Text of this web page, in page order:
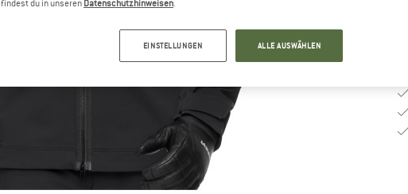
findest du in unseren Datenschutzhinweisen.
EINSTELLUNGEN ALLE AUSWÄHLEN